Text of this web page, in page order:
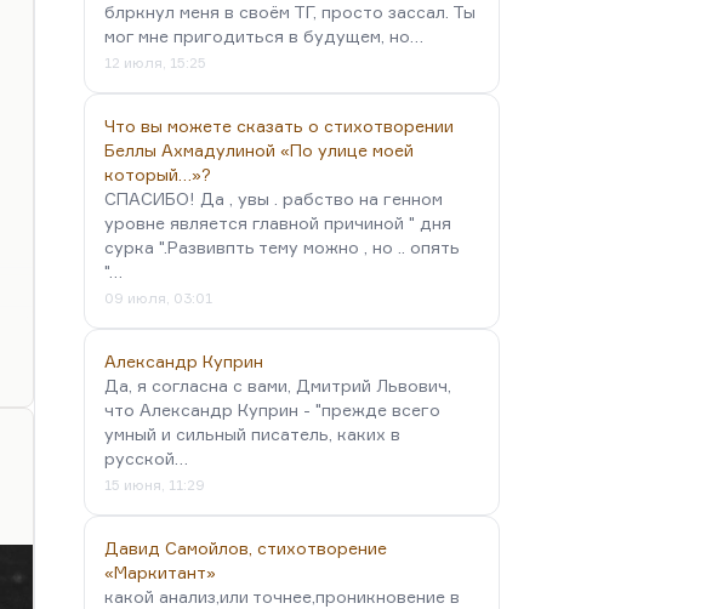
блркнул меня в своём ТГ, просто зассал. Ты
мог мне пригодиться в будущем, но…
12 июля, 15:25
Что вы можете сказать о стихотворении
Беллы Ахмадулиной «По улице моей
который…»?
СПАСИБО! Да , увы . рабство на генном
уровне является главной причиной " дня
сурка ".Развивпть тему можно , но .. опять
"…
09 июля, 03:01
Александр Куприн
Да, я согласна с вами, Дмитрий Львович,
что Александр Куприн - "прежде всего
умный и сильный писатель, каких в
русской…
15 июня, 11:29
Давид Самойлов, стихотворение
«Маркитант»
какой анализ,или точнее,проникновение в